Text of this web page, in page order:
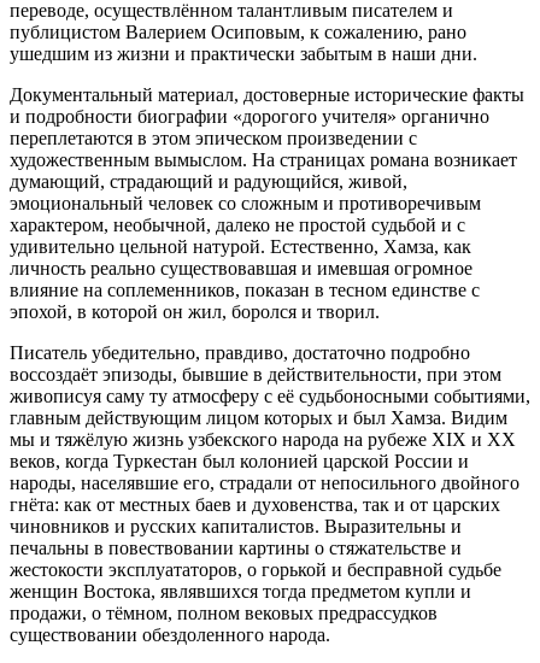
переводе, осуществлённом талантливым писателем и
публицистом Валерием Осиповым, к сожалению, рано
ушедшим из жизни и практически забытым в наши дни.
Документальный материал, достоверные исторические факты
и подробности биографии «дорогого учителя» органично
переплетаются в этом эпическом произведении с
художественным вымыслом. На страницах романа возникает
думающий, страдающий и радующийся, живой,
эмоциональный человек со сложным и противоречивым
характером, необычной, далеко не простой судьбой и с
удивительно цельной натурой. Естественно, Хамза, как
личность реально существовавшая и имевшая огромное
влияние на соплеменников, показан в тесном единстве с
эпохой, в которой он жил, боролся и творил.
Писатель убедительно, правдиво, достаточно подробно
воссоздаёт эпизоды, бывшие в действительности, при этом
живописуя саму ту атмосферу с её судьбоносными событиями,
главным действующим лицом которых и был Хамза. Видим
мы и тяжёлую жизнь узбекского народа на рубеже XIX и XX
веков, когда Туркестан был колонией царской России и
народы, населявшие его, страдали от непосильного двойного
гнёта: как от местных баев и духовенства, так и от царских
чиновников и русских капиталистов. Выразительны и
печальны в повествовании картины о стяжательстве и
жестокости эксплуататоров, о горькой и бесправной судьбе
женщин Востока, являвшихся тогда предметом купли и
продажи, о тёмном, полном вековых предрассудков
существовании обездоленного народа.